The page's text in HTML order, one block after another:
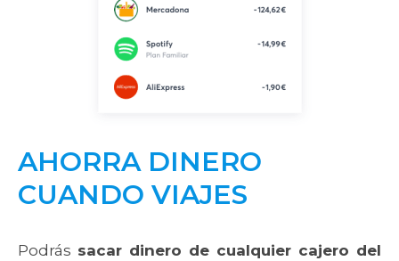
AHORRA DINERO
CUANDO VIAJES
Podrás sacar dinero de cualquier cajero del